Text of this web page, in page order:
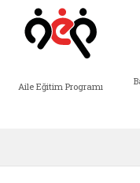
Aile Eğitim Programı